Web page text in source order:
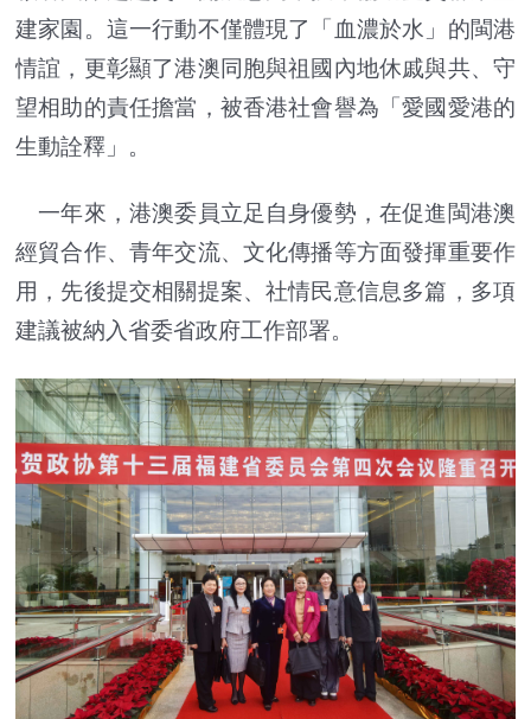
建家園。這一行動不僅體現了「血濃於水」的閩港
情誼，更彰顯了港澳同胞與祖國內地休戚與共、守
望相助的責任擔當，被香港社會譽為「愛國愛港的
生動詮釋」。
一年來，港澳委員立足自身優勢，在促進閩港澳
經貿合作、青年交流、文化傳播等方面發揮重要作
用，先後提交相關提案、社情民意信息多篇，多項
建議被納入省委省政府工作部署。